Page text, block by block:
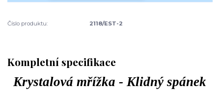
Číslo produktu: 2118/EST-2
Kompletní specifikace
Krystalová mřížka - Klidný spánek